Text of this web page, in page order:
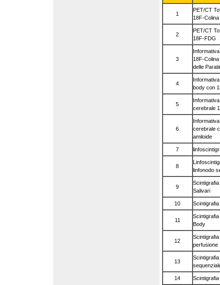
1
PET/CT
18F-Colina
2
PET/CT
18F-FDG
3
18F-
delle
4
body con
5
cerebrale
6
cerebrale
amiloide
7
8
linfonodo
9
Salivari
10
11
Body
12
perfusione
13
14